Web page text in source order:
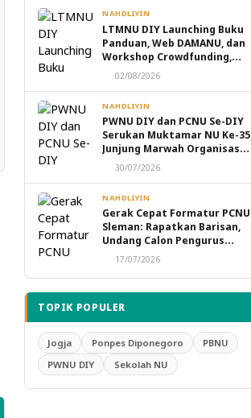
NAHDLIYIN
LTMNU DIY Launching Buku
Panduan, Web DAMANU, dan
Workshop Crowdfunding,
Perkuat Transformasi
02/08/2026
NAHDLIYIN
PWNU DIY dan PCNU Se-DIY
Serukan Muktamar NU Ke-35
Junjung Marwah Organisasi,
Tolak Politik Transaksional
30/07/2026
NAHDLIYIN
Gerak Cepat Formatur PCNU
Sleman: Rapatkan Barisan,
Undang Calon Pengurus
Taaruf Malam Ini
17/07/2026
TOPIK POPULER
Jogja Ponpes Diponegoro
PBNU
PWNU DIY
Sekolah NU